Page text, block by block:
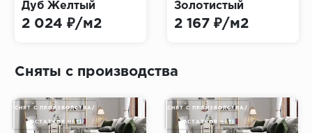
Дуб Желтый
(Perfecto Alta Step)
2 024 ₽/м2
Золотистый
2 167 ₽/м2
Сняты с производства
СНЯТ С ПРОИЗВОДСТВА/
ОСТАТКОВ НЕТ
СНЯТ С ПРОИЗВОДСТВА/
ОСТАТКОВ НЕТ